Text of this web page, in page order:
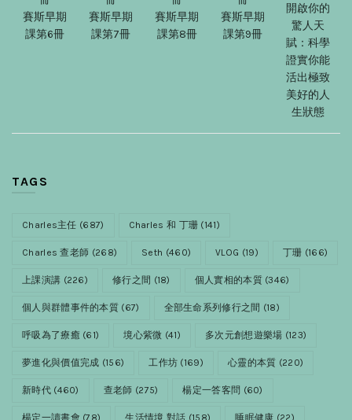
賽斯早期
課第6冊
賽斯早期
課第7冊
賽斯早期
課第8冊
賽斯早期
課第9冊
開啟你的
驚人天
賦：科學
證實你能
活出極致
美好的人
生狀態
TAGS
Charles主任 (687) Charles 和 丁珊 (141)
Charles 查老師 (268) Seth (460) VLOG (19) 丁珊 (166)
上課演講 (226) 修行之間 (18) 個人實相的本質(346)
個人與群體事件的本質 (67) 全部生命系列修行之間 (18)
呼吸為了療癒 (61) 境心紫微 (41) 多次元創想遊樂場 (123)
夢進化與價值完成 (156) 工作坊 (169) 心靈的本質 (220)
新時代(460) 查老師 (275) 楊定一答客問 (60)
楊定一讀書會 (78) 生活情境 對話 (158) 睡眠健康 (22)